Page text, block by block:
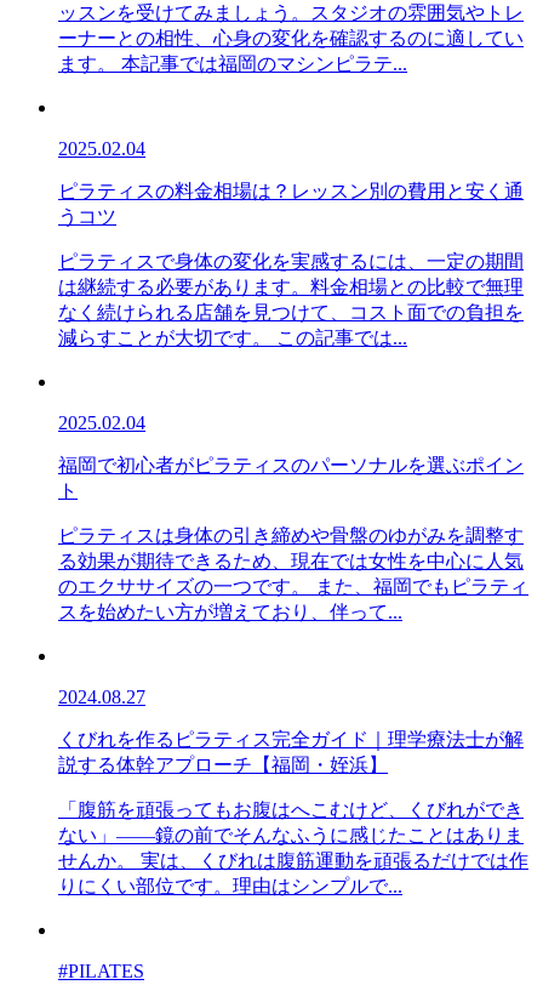
ッスンを受けてみましょう。スタジオの雰囲気やトレ
ーナーとの相性、心身の変化を確認するのに適してい
ます。 本記事では福岡のマシンピラテ...
2025.02.04
ピラティスの料金相場は？レッスン別の費用と安く通
うコツ
ピラティスで身体の変化を実感するには、一定の期間
は継続する必要があります。料金相場との比較で無理
なく続けられる店舗を見つけて、コスト面での負担を
減らすことが大切です。 この記事では...
2025.02.04
福岡で初心者がピラティスのパーソナルを選ぶポイン
ト
ピラティスは身体の引き締めや骨盤のゆがみを調整す
る効果が期待できるため、現在では女性を中心に人気
のエクササイズの一つです。 また、福岡でもピラティ
スを始めたい方が増えており、伴って...
2024.08.27
くびれを作るピラティス完全ガイド｜理学療法士が解
説する体幹アプローチ【福岡・姪浜】
「腹筋を頑張ってもお腹はへこむけど、くびれができ
ない」——鏡の前でそんなふうに感じたことはありま
せんか。 実は、くびれは腹筋運動を頑張るだけでは作
りにくい部位です。理由はシンプルで...
#PILATES